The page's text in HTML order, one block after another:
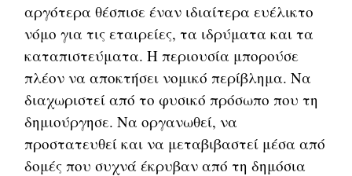
αργότερα θέσπισε έναν ιδιαίτερα ευέλικτο
νόμο για τις εταιρείες, τα ιδρύματα και τα
καταπιστεύματα. Η περιουσία μπορούσε
πλέον να αποκτήσει νομικό περίβλημα. Να
διαχωριστεί από το φυσικό πρόσωπο που τη
δημιούργησε. Να οργανωθεί, να
προστατευθεί και να μεταβιβαστεί μέσα από
δομές που συχνά έκρυβαν από τη δημόσια